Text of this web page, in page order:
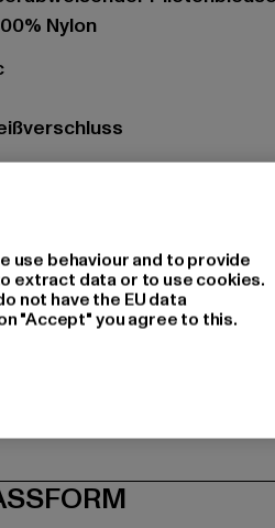
Nylon
gry
100% Nylon, 75%
GmbH |
info@brandit-
Köln | DE
& PASSFORM
use behaviour and to provide
extract data or to use cookies.
not have the EU data
"Accept" you agree to this.